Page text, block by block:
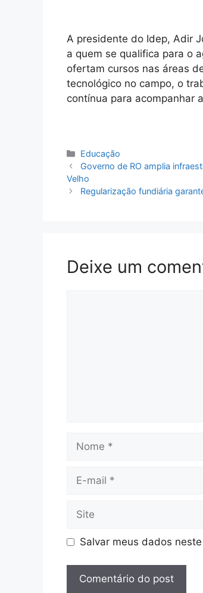
A presidente do Idep, Adir
a quem se qualifica para o
ofertam cursos nas áreas
tecnológico no campo, o
contínua para acompanhar
Categorias
Educação
Governo de RO amplia
Velho
Regularização fundiária
Deixe um
Nome
Site
Salvar meus dados